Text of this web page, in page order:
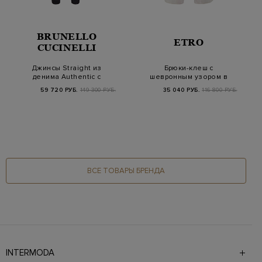
BRUNELLO
CUCINELLI
Джинсы Straight из
денима Authentic с
59 720 РУБ. 149 300 РУБ.
ETRO
Брюки-клеш с
шевронным узором в
логотипо…
35 040 РУБ. 116 800 РУБ.
ВСЕ ТОВАРЫ БРЕНДА
INTERMODA